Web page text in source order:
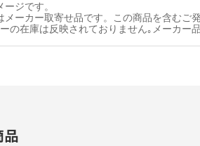
ジです。
ーカー取寄せ品です。この商品を含むご
の在庫は反映されておりません｡メーカ
品